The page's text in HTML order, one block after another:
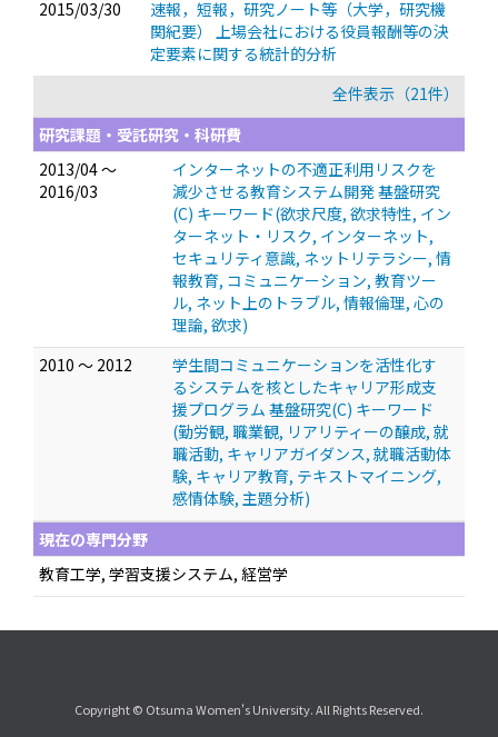
2015/03/30
速報，短報，研究ノート等（大学，研究機
関紀要） 上場会社における役員報酬等の決
定要素に関する統計的分析
全件表示（21件）
研究課題・受託研究・科研費
2013/04 ～
2016/03
インターネットの不適正利用リスクを
減少させる教育システム開発 基盤研究
(C) キーワード(欲求尺度, 欲求特性, イン
ターネット・リスク, インターネット,
セキュリティ意識, ネットリテラシー, 情
報教育, コミュニケーション, 教育ツー
ル, ネット上のトラブル, 情報倫理, 心の
理論, 欲求)
2010 ～ 2012
学生間コミュニケーションを活性化す
るシステムを核としたキャリア形成支
援プログラム 基盤研究(C) キーワード
(勤労観, 職業観, リアリティーの醸成, 就
職活動, キャリアガイダンス, 就職活動体
験, キャリア教育, テキストマイニング,
感情体験, 主題分析)
現在の専門分野
教育工学, 学習支援システム, 経営学
Copyright © Otsuma Women's University. All Rights Reserved.